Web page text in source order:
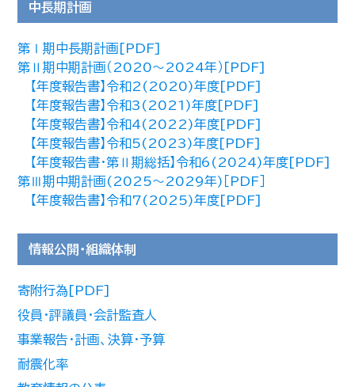
中長期計画
第Ⅰ期中長期計画[PDF]
第Ⅱ期中期計画（2020～2024年）[PDF]
【年度報告書】令和2(2020)年度[PDF]
【年度報告書】令和3(2021)年度[PDF]
【年度報告書】令和4(2022)年度[PDF]
【年度報告書】令和5(2023)年度[PDF]
【年度報告書・第Ⅱ期総括】令和6(2024)年度[PDF]
第Ⅲ期中期計画(2025～2029年)［PDF］
【年度報告書】令和7(2025)年度[PDF]
情報公開・組織体制
寄附行為[PDF]
役員・評議員・会計監査人
事業報告・計画、決算・予算
耐震化率